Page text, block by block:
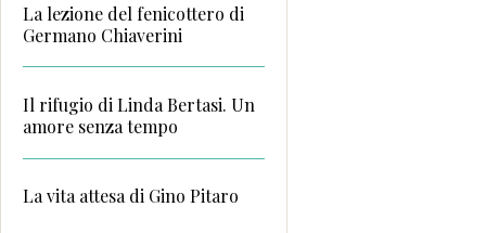
La lezione del fenicottero di
Germano Chiaverini
Il rifugio di Linda Bertasi. Un
amore senza tempo
La vita attesa di Gino Pitaro